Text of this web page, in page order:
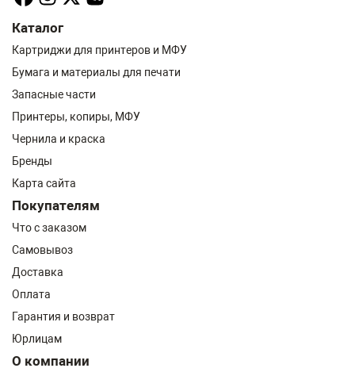
Каталог
Картриджи для принтеров и МФУ
Бумага и материалы для печати
Запасные части
Принтеры, копиры, МФУ
Чернила и краска
Бренды
Карта сайта
Покупателям
Что с заказом
Самовывоз
Доставка
Оплата
Гарантия и возврат
Юрлицам
О компании